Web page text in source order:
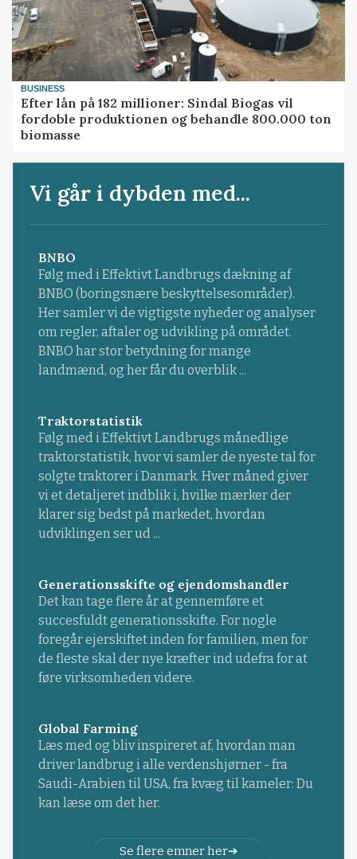
BUSINESS
Efter lån på 182 millioner: Sindal Biogas vil
fordoble produktionen og behandle 800.000 ton
biomasse
Vi går i dybden med...
BNBO
Følg med i Effektivt Landbrugs dækning af
BNBO (boringsnære beskyttelsesområder).
Her samler vi de vigtigste nyheder og analyser
om regler, aftaler og udvikling på området.
BNBO har stor betydning for mange
landmænd, og her får du overblik ...
Traktorstatistik
Følg med i Effektivt Landbrugs månedlige
traktorstatistik, hvor vi samler de nyeste tal for
solgte traktorer i Danmark. Hver måned giver
vi et detaljeret indblik i, hvilke mærker der
klarer sig bedst på markedet, hvordan
udviklingen ser ud ...
Generationsskifte og ejendomshandler
Det kan tage flere år at gennemføre et
succesfuldt generationsskifte. For nogle
foregår ejerskiftet inden for familien, men for
de fleste skal der nye kræfter ind udefra for at
føre virksomheden videre.
Global Farming
Læs med og bliv inspireret af, hvordan man
driver landbrug i alle verdenshjørner - fra
Saudi-Arabien til USA, fra kvæg til kameler: Du
kan læse om det her.
Se flere emner her